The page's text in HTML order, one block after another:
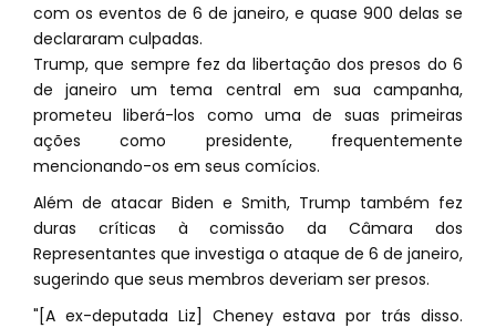
com os eventos de 6 de janeiro, e quase 900 delas se
declararam culpadas.
Trump, que sempre fez da libertação dos presos do 6
de janeiro um tema central em sua campanha,
prometeu liberá-los como uma de suas primeiras
ações como presidente, frequentemente
mencionando-os em seus comícios.
Além de atacar Biden e Smith, Trump também fez
duras críticas à comissão da Câmara dos
Representantes que investiga o ataque de 6 de janeiro,
sugerindo que seus membros deveriam ser presos.
"[A ex-deputada Liz] Cheney estava por trás disso.